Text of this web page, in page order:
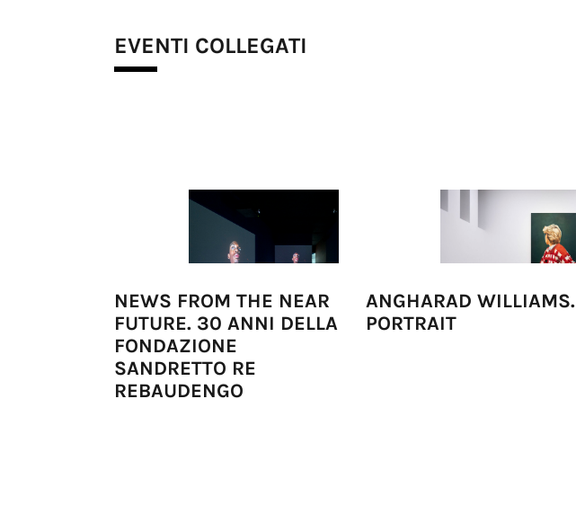
EVENTI COLLEGATI
NEWS FROM THE NEAR
FUTURE. 30 ANNI DELLA
FONDAZIONE
SANDRETTO RE
REBAUDENGO
ANGHARAD WILLIAMS.
PORTRAIT